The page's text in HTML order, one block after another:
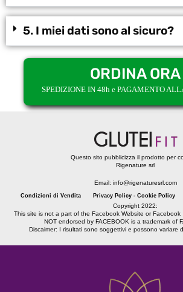
5. I miei dati sono al sicuro?
ORDINA ORA
SPEDIZIONE IN 48h e PAGAMENTO
Questo sito pubblicizza il prodotto per
Rigenature srl
Email: info@rigenaturesrl.com
Condizioni di Vendita Privacy Policy - Cookie Policy
Copyright 2022:
This site is not a part of the Facebook Website or Facebook
NOT endorsed by FACEBOOK is a trademark of
Discaimer: I risultati sono soggettivi e possono variare